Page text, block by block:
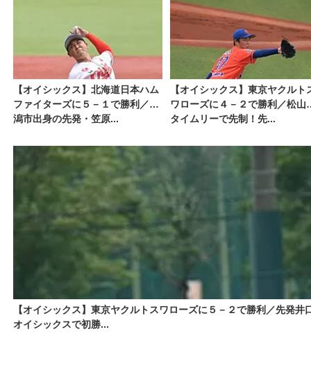
【オイシックス】北海道日本ハム
ファイターズに５－１で勝利／新
潟市出身の先発・笠原...
【オイシックス】東京ヤクルト
ワローズに４－２で勝利／松山
タイムリーで先制！先...
【オイシックス】東京ヤクルトスワローズに５－２で勝利／先発井
オイシックスで初勝...